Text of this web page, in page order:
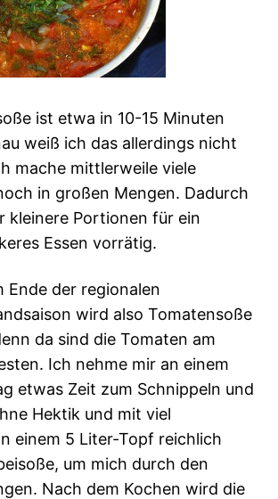
ist etwa in 10-15 Minuten
weiß ich das allerdings nicht
mache mittlerweile viele
in großen Mengen. Dadurch
kleinere Portionen für ein
Essen vorrätig.
Ende der regionalen
wird also Tomatensoße
da sind die Tomaten am
Ich nehme mir an einem
etwas Zeit zum Schnippeln und
Hektik und mit viel
einem 5 Liter-Topf reichlich
um mich durch den
Nach dem Kochen wird die